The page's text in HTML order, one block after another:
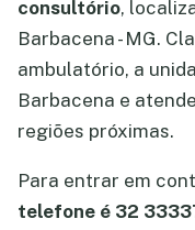
consultório,
Barbacena - MG.
ambulatório, a
Barbacena e
regiões próximas.
Para entrar em
telefone é 32